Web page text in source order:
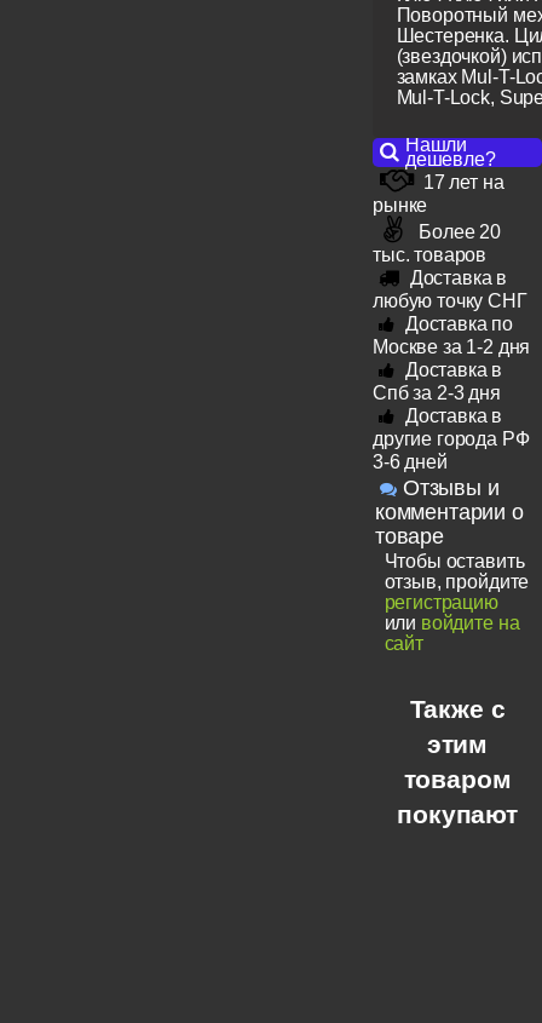
Поворотный
Шестеренка.
(звездочкой)
замках Mul-T-
Mul-T-Lock,
Нашли
дешевле?
17 лет на
рынке
Более 20
тыс. товаров
Доставка в
любую точку СНГ
Доставка по
Москве за 1-2 дня
Доставка в
Спб за 2-3 дня
Доставка в
другие города РФ
3-6 дней
Отзывы и
комментарии о
товаре
Чтобы оставить
отзыв, пройдите
регистрацию
или войдите на
сайт
Также с
этим
товаром
покупают